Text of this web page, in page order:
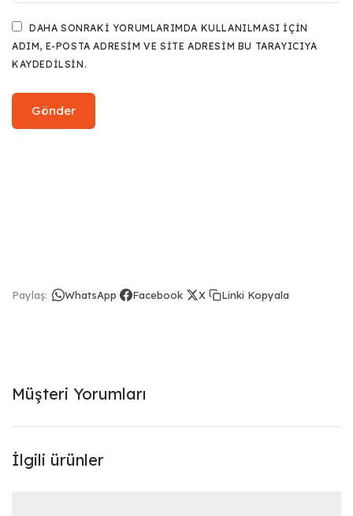
DAHA SONRAKI YORUMLARIMDA KULLANILMASI IÇIN
ADIM, E-POSTA ADRESIM VE SITE ADRESIM BU TARAYICIYA
KAYDEDILSIN.
Paylaş: WhatsApp Facebook X Linki Kopyala
Müşteri Yorumları
İlgili ürünler